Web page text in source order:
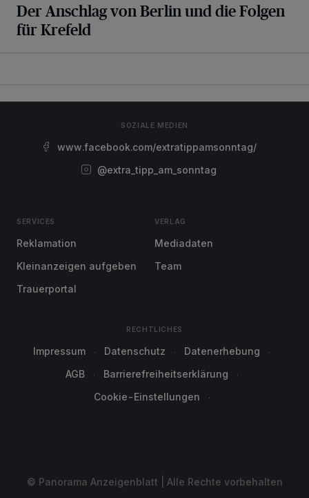
Der Anschlag von Berlin und die Folgen
für Krefeld
SOZIALE MEDIEN
www.facebook.com/extratippamsonntag/
@extra_tipp_am_sonntag
SERVICES
Reklamation
Kleinanzeigen aufgeben
Trauerportal
VERLAG
Mediadaten
Team
RECHTLICHES
Impressum Datenschutz
Datenerhebung
AGB
Barrierefreiheitserklärung
Cookie-Einstellungen
© Panorama Anzeigenblatt | Alle Rechte vorbehalten